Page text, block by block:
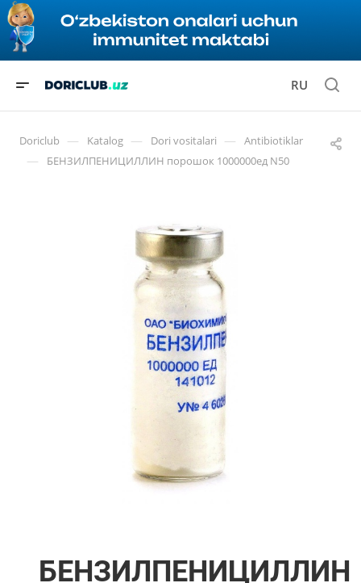
RU
Doriclub — Katalog — Dori vositalari — Antibiotiklar
— БЕНЗИЛПЕНИЦИЛЛИН порошок 1000000ед N50
БЕНЗИЛПЕНИЦИЛЛИН